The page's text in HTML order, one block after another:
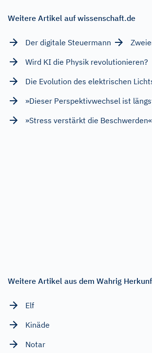
Weitere Artikel auf wissenschaft.de
Der digitale Steuermann
Wird KI die Physik revolutionieren?
Die Evolution des elektrischen
»Dieser Perspektivwechsel ist
»Stress verstärkt die Beschwerden«
Weitere Artikel aus dem Wahrig
Elf
Kinäde
Notar